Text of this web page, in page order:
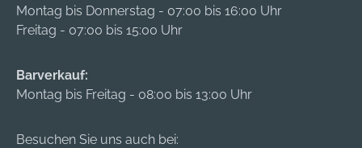
Montag bis Donnerstag - 07:00 bis 16:00 Uhr
Freitag - 07:00 bis 15:00 Uhr
Barverkauf:
Montag bis Freitag - 08:00 bis 13:00 Uhr
Besuchen Sie uns auch bei: